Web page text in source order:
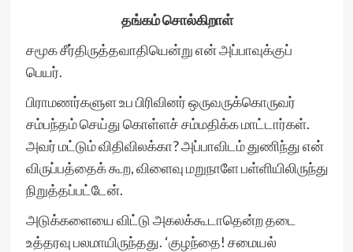
தங்கம் சொல்கிறாள்
சமூக சீர்திருத்தவாதியென்று என் அப்பாவுக்குப்
பெயர்.
பிராமணர்களுள உப பிரிவினர் ஒருவருக்கொருவர்
சம்பந்தம் செய்து கொள்ளச் சம்மதிக்க மாட்டார்கள்.
அவர் மட்டும் விதிவிலக்கா? அப்பாவிடம் துணிந்து என்
விருப்பத்தைக் கூற, விளைவு மறுநாளே பள்ளியிலிருந்து
நிறுத்தப்பட்டேன்.
அடுக்களையை விட்டு அகலக்கூடாதென்ற தடை
உத்தரவு பலமாயிருந்தது. ‘குழந்தை! சமையல்